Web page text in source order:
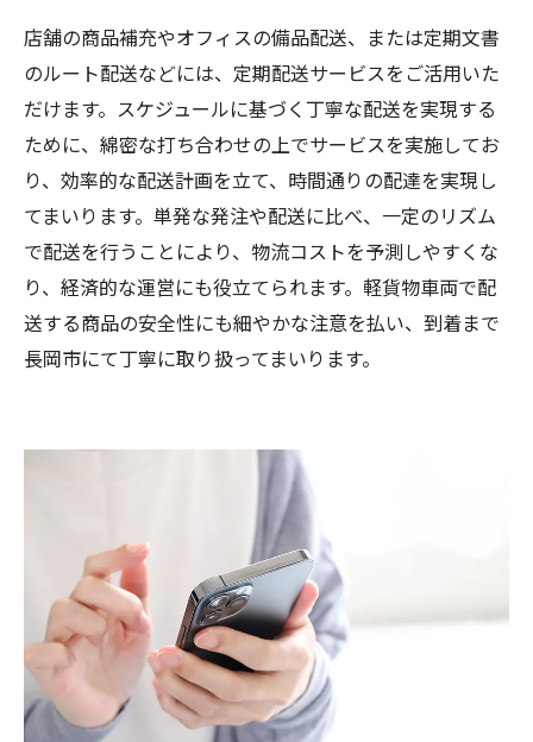
店舗の商品補充やオフィスの備品配送、または定期文書
のルート配送などには、定期配送サービスをご活用いた
だけます。スケジュールに基づく丁寧な配送を実現する
ために、綿密な打ち合わせの上でサービスを実施してお
り、効率的な配送計画を立て、時間通りの配達を実現し
てまいります。単発な発注や配送に比べ、一定のリズム
で配送を行うことにより、物流コストを予測しやすくな
り、経済的な運営にも役立てられます。軽貨物車両で配
送する商品の安全性にも細やかな注意を払い、到着まで
長岡市にて丁寧に取り扱ってまいります。